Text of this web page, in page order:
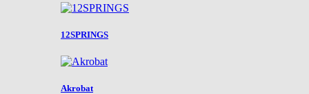
12SPRINGS
Akrobat